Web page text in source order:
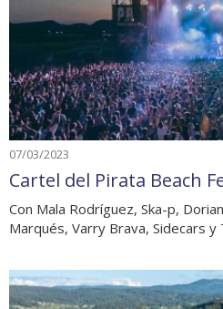
07/03/2023
Cartel del Pirata Beach
Con Mala Rodríguez, Ska-p,
Marqués, Varry Brava, Sidecars